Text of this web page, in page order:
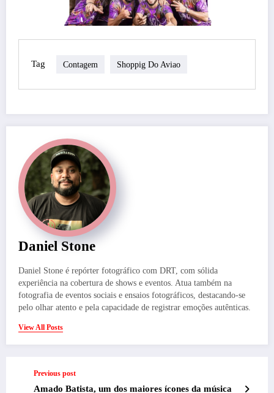
Tag Contagem Shoppig Do Aviao
Daniel Stone
Daniel Stone é repórter fotográfico com DRT, com sólida
experiência na cobertura de shows e eventos. Atua também na
fotografia de eventos sociais e ensaios fotográficos, destacando-se
pelo olhar atento e pela capacidade de registrar emoções autênticas.
View All Posts
Previous post
Amado Batista, um dos maiores ícones da música